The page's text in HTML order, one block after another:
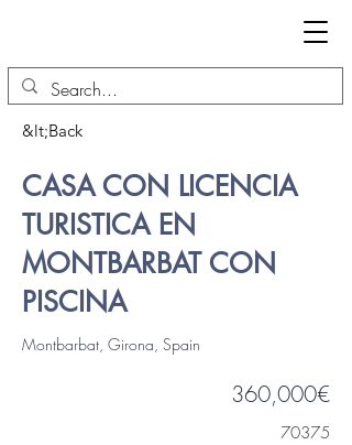
&lt;Back
CASA CON LICENCIA
TURISTICA EN
MONTBARBAT CON
PISCINA
Montbarbat, Girona, Spain
360,000€
70375